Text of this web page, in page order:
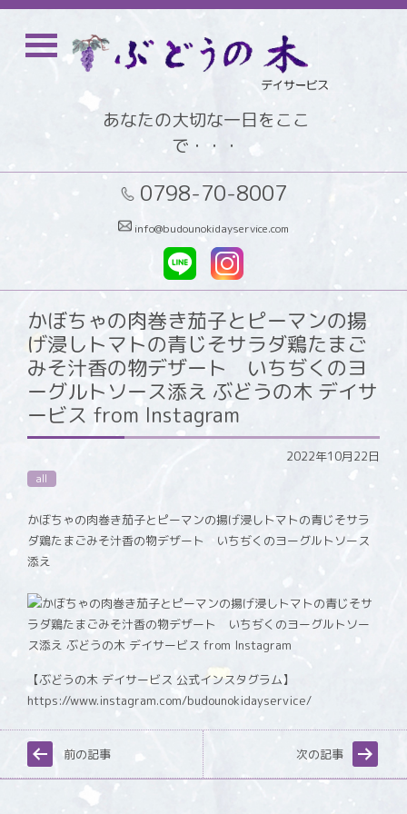
あなたの大切な一日をここ
で・・・
0798-70-8007
info@budounokidayservice.com
かぼちゃの肉巻き茄子とピーマンの揚
げ浸しトマトの青じそサラダ鶏たまご
みそ汁香の物デザート いちぢくのヨ
ーグルトソース添え ぶどうの木 デイサ
ービス from Instagram
2022年10月22日
all
かぼちゃの肉巻き茄子とピーマンの揚げ浸しトマトの青じそサラ
ダ鶏たまごみそ汁香の物デザート いちぢくのヨーグルトソース
添え
【ぶどうの木 デイサービス 公式インスタグラム】
https://www.instagram.com/budounokidayservice/
前の記事 次の記事